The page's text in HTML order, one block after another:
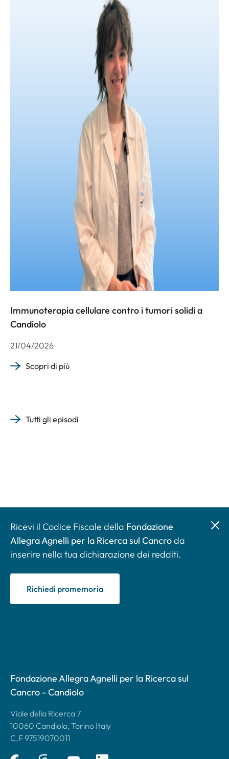
Immunoterapia cellulare contro i tumori solidi a
Candiolo
21/04/2026
Scopri di più
Tutti gli episodi
Ricevi il Codice Fiscale della Fondazione
Allegra Agnelli per la Ricerca sul Cancroda
inserire nella tua dichiarazione dei redditi.
Richiedi promemoria
Fondazione Allegra Agnelli per la Ricerca sul
Cancro - Candiolo
Viale della Ricerca 7
10060 Candiolo, Torino Italy
C.F 97519070011